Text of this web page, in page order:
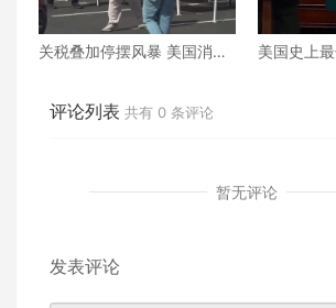
关税叠加停摆风暴 美国消费
美国史上
评论列表 共有 0 条评论
暂无评论
发表评论